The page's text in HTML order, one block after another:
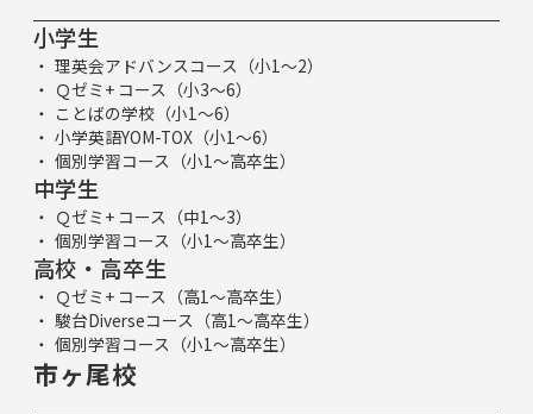
小学生
理英会アドバンスコース（小1～2）
Ｑゼミ+ コース（小3～6）
ことばの学校（小1～6）
小学英語YOM-TOX（小1～6）
個別学習コース（小1～高卒生）
中学生
Ｑゼミ+ コース（中1～3）
個別学習コース（小1～高卒生）
高校・高卒生
Ｑゼミ+ コース（高1～高卒生）
駿台Diverseコース（高1～高卒生）
個別学習コース（小1～高卒生）
市ヶ尾校